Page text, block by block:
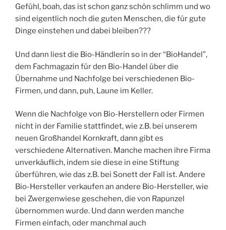
Gefühl, boah, das ist schon ganz schön schlimm und wo
sind eigentlich noch die guten Menschen, die für gute
Dinge einstehen und dabei bleiben???
Und dann liest die Bio-Händlerin so in der “BioHandel”,
dem Fachmagazin für den Bio-Handel über die
Übernahme und Nachfolge bei verschiedenen Bio-
Firmen, und dann, puh, Laune im Keller.
Wenn die Nachfolge von Bio-Herstellern oder Firmen
nicht in der Familie stattfindet, wie z.B. bei unserem
neuen Großhandel Kornkraft, dann gibt es
verschiedene Alternativen. Manche machen ihre Firma
unverkäuflich, indem sie diese in eine Stiftung
überführen, wie das z.B. bei Sonett der Fall ist. Andere
Bio-Hersteller verkaufen an andere Bio-Hersteller, wie
bei Zwergenwiese geschehen, die von Rapunzel
übernommen wurde. Und dann werden manche
Firmen einfach, oder manchmal auch